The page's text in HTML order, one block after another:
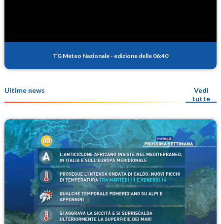
TG Meteo Nazionale - edizione delle 06:40
Ultime news
Vedi
tutte